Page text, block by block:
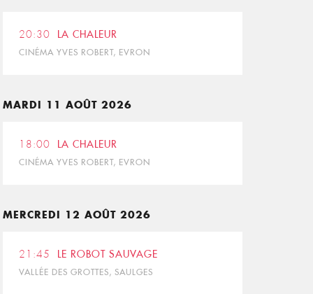
20:30 LA CHALEUR
CINÉMA YVES ROBERT, EVRON
MARDI 11 AOÛT 2026
18:00 LA CHALEUR
CINÉMA YVES ROBERT, EVRON
MERCREDI 12 AOÛT 2026
21:45 LE ROBOT SAUVAGE
VALLÉE DES GROTTES, SAULGES